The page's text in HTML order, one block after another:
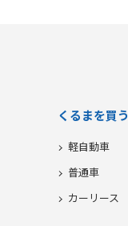
くるまを買う
軽自動車
普通車
カーリース